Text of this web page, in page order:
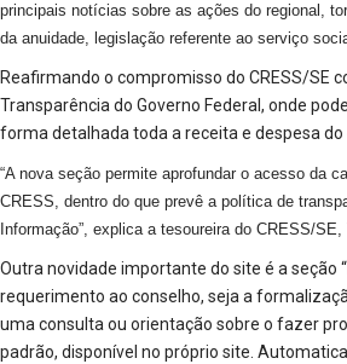
principais notícias sobre as ações do regional,
da anuidade, legislação referente ao serviço
Reafirmando o compromisso do CRESS/SE
Transparência do Governo Federal, onde
forma detalhada toda a receita e despesa do
“A nova seção permite aprofundar o acesso da
CRESS, dentro do que prevê a política de
Informação”, explica a tesoureira do CRESS/
Outra novidade importante do site é a seção
requerimento ao conselho, seja a
uma consulta ou orientação sobre o fazer
padrão, disponível no próprio site.